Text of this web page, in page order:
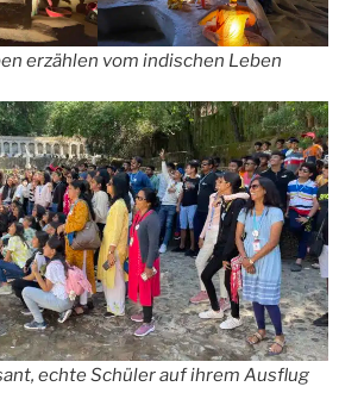
erzählen vom indischen Leben
echte Schüler auf ihrem Ausflug